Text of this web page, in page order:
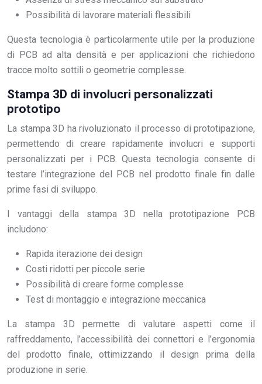
Possibilità di lavorare materiali flessibili
Questa tecnologia è particolarmente utile per la produzione
di PCB ad alta densità e per applicazioni che richiedono
tracce molto sottili o geometrie complesse.
Stampa 3D di involucri personalizzati
prototipo
La stampa 3D ha rivoluzionato il processo di prototipazione,
permettendo di creare rapidamente involucri e supporti
personalizzati per i PCB. Questa tecnologia consente di
testare l’integrazione del PCB nel prodotto finale fin dalle
prime fasi di sviluppo.
I vantaggi della stampa 3D nella prototipazione PCB
includono:
Rapida iterazione dei design
Costi ridotti per piccole serie
Possibilità di creare forme complesse
Test di montaggio e integrazione meccanica
La stampa 3D permette di valutare aspetti come il
raffreddamento, l’accessibilità dei connettori e l’ergonomia
del prodotto finale, ottimizzando il design prima della
produzione in serie.